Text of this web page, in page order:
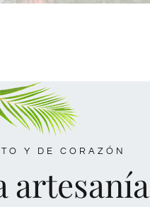
Y DE CORAZÓN
artesanía